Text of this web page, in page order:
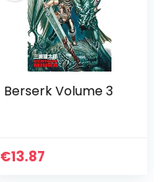
Berserk Volume 3
€13.87